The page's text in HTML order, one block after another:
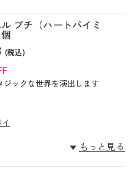
プチ（ハートパイミ
(税込)
ジックな世界を演出します
もっと見る